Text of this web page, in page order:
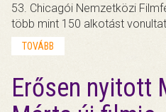
53. Chicagói Nemzetközi
több mint 150 alkotást
TOVÁBB
Erősen nyitott